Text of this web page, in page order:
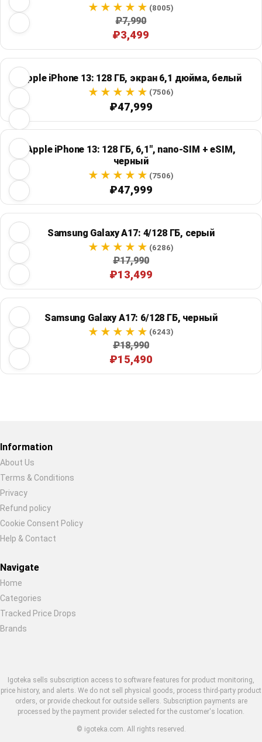
(8005)
₽7,990
₽3,499
Apple iPhone 13: 128 ГБ, экран 6,1 дюйма, белый
(7506)
₽47,999
Apple iPhone 13: 128 ГБ, 6,1", nano-SIM + eSIM,
черный
(7506)
₽47,999
Samsung Galaxy A17: 4/128 ГБ, серый
(6286)
₽17,990
₽13,499
Samsung Galaxy A17: 6/128 ГБ, черный
(6243)
₽18,990
₽15,490
Information
About Us
Terms & Conditions
Privacy
Refund policy
Cookie Consent Policy
Help & Contact
Navigate
Home
Categories
Tracked Price Drops
Brands
Igoteka sells subscription access to software features for product monitoring,
price history, and alerts. We do not sell physical goods, process third-party product
orders, or provide checkout for outside sellers. Subscription payments are
processed by the payment provider selected for the customer's location.
© igoteka.com. All rights reserved.